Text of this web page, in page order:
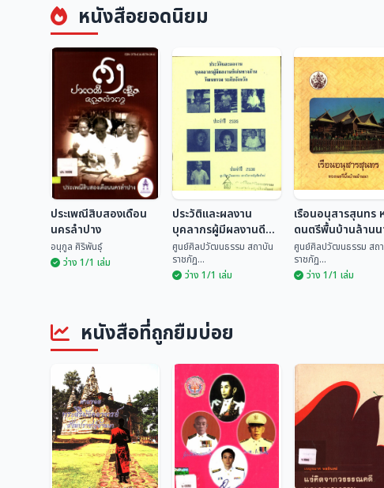
สถาพร พันธุ์มณี
of Lan Na
Inscriptional
อรุณรัตน์ วิเชียรเขี...
หนังสือยอดนิยม
อนุกูล ศิริพันธุ์
ประเพณีสิบสองเดือน
นครลำปาง
อนุกูล ศิริพันธุ์
ว่าง 1/1 เล่ม
วัฒนธรรม ระดับ
จังหวัด ประจำปี 2535
ศูนย์ศิลปวัฒนธรรม
สถ...
ประวัติและผลงาน
บุคลากรผู้มีผลงานดี
เด่นทางด้านวัฒนธรรม
ระดับจังหวัด ประจำปี
2535
ศูนย์ศิลปวัฒนธรรม สถาบัน
ราชภัฏ...
ว่าง 1/1 เล่ม
เรือนอนุสารสุนทร
ดนตรีพื้นบ้านล้านน
ศูนย์ศิลปวัฒนธรรม สถ
ราชภัฏ...
ว่าง 1/1 เล่ม
หนังสือที่ถูกยืมบ่อย